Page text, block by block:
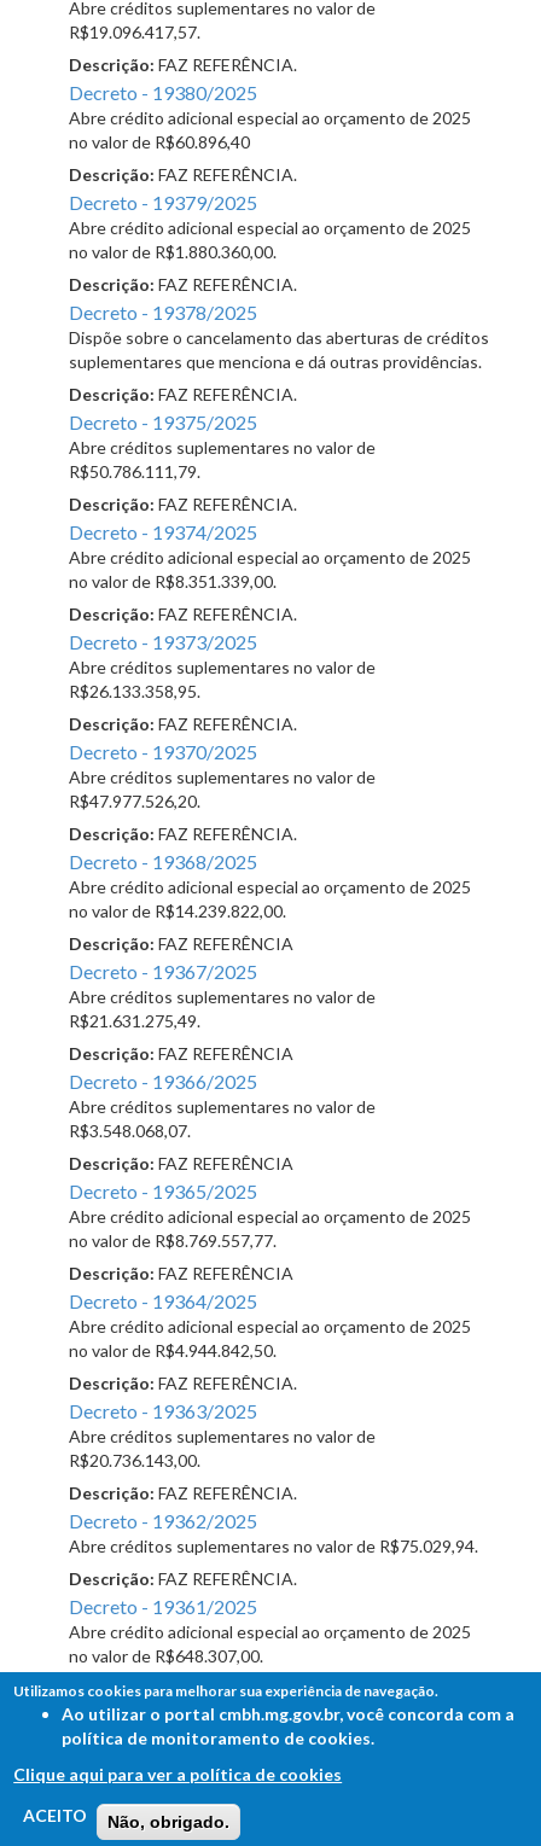
Abre créditos suplementares no valor de
R$19.096.417,57.
Descrição: FAZ REFERÊNCIA.
Decreto - 19380/2025
Abre crédito adicional especial ao orçamento de 2025
no valor de R$60.896,40
Descrição: FAZ REFERÊNCIA.
Decreto - 19379/2025
Abre crédito adicional especial ao orçamento de 2025
no valor de R$1.880.360,00.
Descrição: FAZ REFERÊNCIA.
Decreto - 19378/2025
Dispõe sobre o cancelamento das aberturas de créditos
suplementares que menciona e dá outras providências.
Descrição: FAZ REFERÊNCIA.
Decreto - 19375/2025
Abre créditos suplementares no valor de
R$50.786.111,79.
Descrição: FAZ REFERÊNCIA.
Decreto - 19374/2025
Abre crédito adicional especial ao orçamento de 2025
no valor de R$8.351.339,00.
Descrição: FAZ REFERÊNCIA.
Decreto - 19373/2025
Abre créditos suplementares no valor de
R$26.133.358,95.
Descrição: FAZ REFERÊNCIA.
Decreto - 19370/2025
Abre créditos suplementares no valor de
R$47.977.526,20.
Descrição: FAZ REFERÊNCIA.
Decreto - 19368/2025
Abre crédito adicional especial ao orçamento de 2025
no valor de R$14.239.822,00.
Descrição: FAZ REFERÊNCIA
Decreto - 19367/2025
Abre créditos suplementares no valor de
R$21.631.275,49.
Descrição: FAZ REFERÊNCIA
Decreto - 19366/2025
Abre créditos suplementares no valor de
R$3.548.068,07.
Descrição: FAZ REFERÊNCIA
Decreto - 19365/2025
Abre crédito adicional especial ao orçamento de 2025
no valor de R$8.769.557,77.
Descrição: FAZ REFERÊNCIA
Decreto - 19364/2025
Abre crédito adicional especial ao orçamento de 2025
no valor de R$4.944.842,50.
Descrição: FAZ REFERÊNCIA.
Decreto - 19363/2025
Abre créditos suplementares no valor de
R$20.736.143,00.
Descrição: FAZ REFERÊNCIA.
Decreto - 19362/2025
Abre créditos suplementares no valor de R$75.029,94.
Descrição: FAZ REFERÊNCIA.
Decreto - 19361/2025
Abre crédito adicional especial ao orçamento de 2025
no valor de R$648.307,00.
Descrição:FAZ REFERÊNCIA.
Decreto - 19360/2025
Abre crédito adicional especial ao orçamento de 2025
no valor de R$1.078.658,50.
Decreto - 19355/2025
FALE COM A CÂMARA
Ouvidoria - Lei de Acesso à Informação
Utilizamos cookies para melhorar sua experiência de navegação.
Ao utilizar o portal cmbh.mg.gov.br, você concorda com a
política de monitoramento de cookies.
Clique aqui para ver a política de cookies
ACEITO
Não, obrigado.